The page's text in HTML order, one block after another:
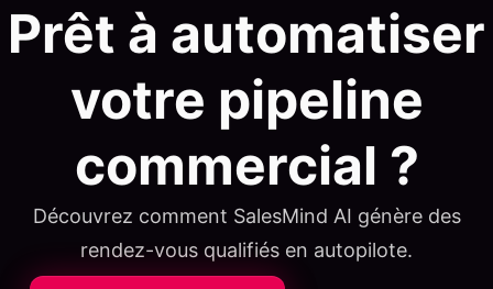
Prêt à automatiser
votre pipeline
commercial ?
Découvrez comment SalesMind AI génère des
rendez-vous qualifiés en autopilote.